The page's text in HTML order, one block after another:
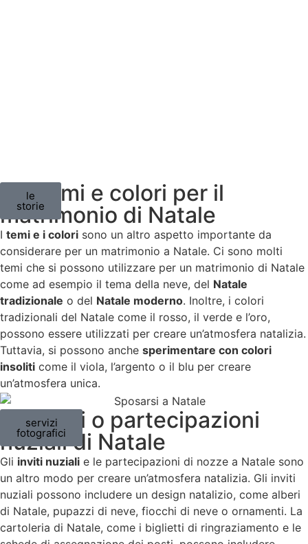
le
storie
2 - Temi e colori per il
matrimonio di Natale
I temi e i colori sono un altro aspetto importante da
considerare per un matrimonio a Natale. Ci sono molti
temi che si possono utilizzare per un matrimonio di Natale
come ad esempio il tema della neve, del Natale
tradizionale o del Natale moderno. Inoltre, i colori
tradizionali del Natale come il rosso, il verde e l’oro,
possono essere utilizzati per creare un’atmosfera natalizia.
Tuttavia, si possono anche sperimentare con colori
insoliti come il viola, l’argento o il blu per creare
un’atmosfera unica.
servizi
fotografici
3 - Inviti o partecipazioni
nuziali di Natale
Gli inviti nuziali e le partecipazioni di nozze a Natale sono
un altro modo per creare un’atmosfera natalizia. Gli inviti
nuziali possono includere un design natalizio, come alberi
di Natale, pupazzi di neve, fiocchi di neve o ornamenti. La
cartoleria di Natale, come i biglietti di ringraziamento e le